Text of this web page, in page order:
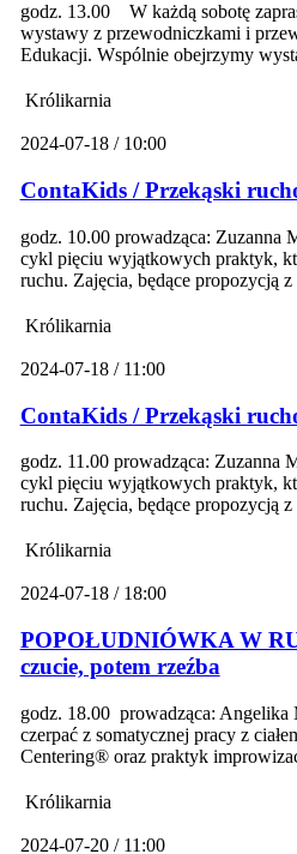
godz. 13.00 W każdą sobotę
wystawy z przewodniczkami i
Edukacji. Wspólnie obejrzymy
Królikarnia
2024-07-18 / 10:00
ContaKids / Przekąski
godz. 10.00 prowadząca:
cykl pięciu wyjątkowych praktyk,
ruchu. Zajęcia, będące propozycją
Królikarnia
2024-07-18 / 11:00
ContaKids / Przekąski
godz. 11.00 prowadząca:
cykl pięciu wyjątkowych praktyk,
ruchu. Zajęcia, będące propozycją
Królikarnia
2024-07-18 / 18:00
POPOŁUDNIÓWKA W
czucie, potem rzeźba
godz. 18.00 prowadząca:
czerpać z somatycznej pracy z
Centering® oraz praktyk
Królikarnia
2024-07-20 / 11:00